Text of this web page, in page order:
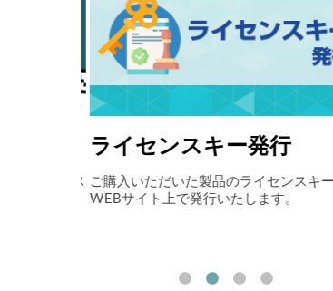
ライセンスキー発行
ご購入いただいた製品のライセンスキー
WEBサイト上で発行いたします。